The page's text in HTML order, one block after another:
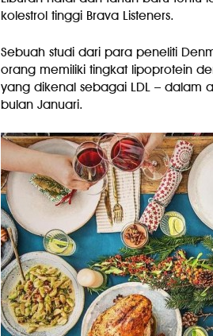
kolestrol tinggi Brava Listeners.
Sebuah studi dari para peneliti
orang memiliki tingkat lipoprotein
yang dikenal sebagai LDL – dalam
bulan Januari.